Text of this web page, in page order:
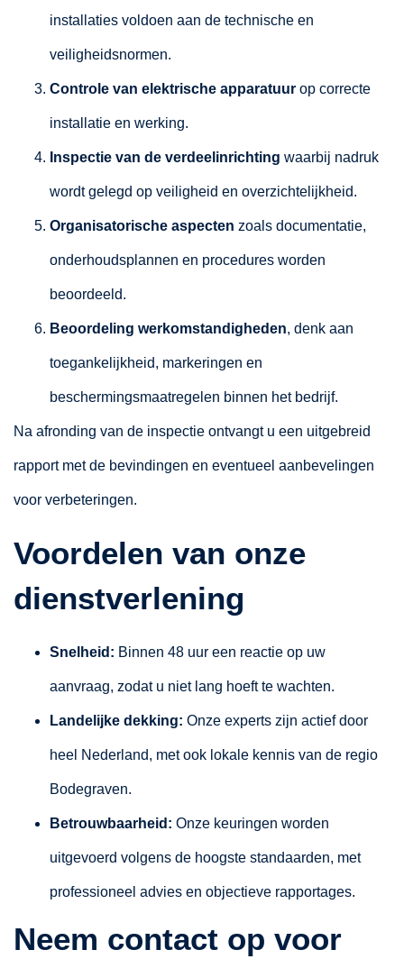
installaties voldoen aan de technische en
veiligheidsnormen.
Controle van elektrische apparatuur op correcte
installatie en werking.
Inspectie van de verdeelinrichting waarbij nadruk
wordt gelegd op veiligheid en overzichtelijkheid.
Organisatorische aspecten zoals documentatie,
onderhoudsplannen en procedures worden
beoordeeld.
Beoordeling werkomstandigheden, denk aan
toegankelijkheid, markeringen en
beschermingsmaatregelen binnen het bedrijf.
Na afronding van de inspectie ontvangt u een uitgebreid
rapport met de bevindingen en eventueel aanbevelingen
voor verbeteringen.
Voordelen van onze
dienstverlening
Snelheid: Binnen 48 uur een reactie op uw
aanvraag, zodat u niet lang hoeft te wachten.
Landelijke dekking: Onze experts zijn actief door
heel Nederland, met ook lokale kennis van de regio
Bodegraven.
Betrouwbaarheid: Onze keuringen worden
uitgevoerd volgens de hoogste standaarden, met
professioneel advies en objectieve rapportages.
Neem contact op voor